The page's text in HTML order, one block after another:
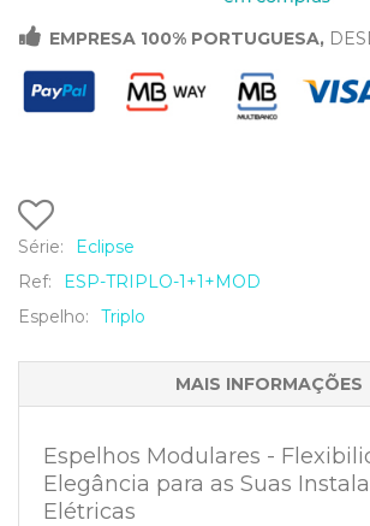
 EMPRESA 100% PORTUGUESA,
Série:
Eclipse
Ref:
ESP-TRIPLO-1+1+MOD
Espelho:
Triplo
MAIS INFORMAÇÕES
Espelhos Modulares -
Elegância para as Suas
Elétricas